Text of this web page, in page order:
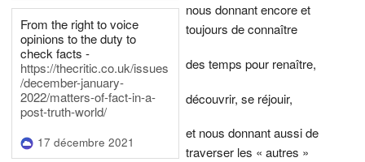
From the right to voice
opinions to the duty to
check facts -
https://thecritic.co.uk/issues
/december-january-
2022/matters-of-fact-in-a-
post-truth-world/
17 décembre 2021
nous donnant encore et
toujours de connaître
des temps pour renaître,
découvrir, se réjouir,
et nous donnant aussi de
traverser les « autres »